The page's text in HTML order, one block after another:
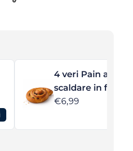
4 veri Pain au
scaldare in forno
€6,99